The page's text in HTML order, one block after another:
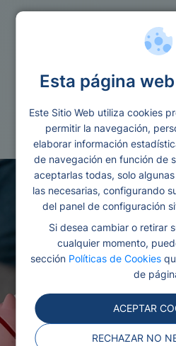
Esta página
Este Sitio Web utiliza cookies
permitir la navegación,
elaborar información
de navegación en función de
aceptarlas todas, solo
las necesarias, configurando
del panel de configuración
Si desea cambiar o retirar
cualquier momento,
sección Políticas de Cookies
de
ACEPTAR
RECHAZAR NO
Reunificacion de
Redactado por Ana
Gonzalez
Eva